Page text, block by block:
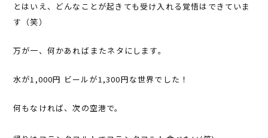
とはいえ、どんなことが起きても受け入れる覚悟はできていま
す（笑）
万が一、何かあれば――またネタにします。
水が1,000円 ビールが1,300円な世界でした！
何もなければ、次の空港で。